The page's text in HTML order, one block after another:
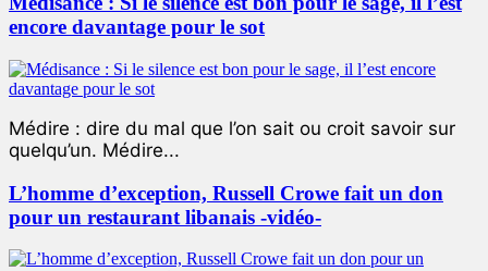
encore davantage pour le sot
Médire : dire du mal que l’on sait ou croit savoir sur
quelqu’un. Médire...
L’homme d’exception, Russell Crowe fait un don
pour un restaurant libanais -vidéo-